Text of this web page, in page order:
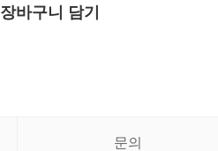
장바구니 담기
문의